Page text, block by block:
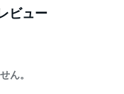
ビュー
ん。